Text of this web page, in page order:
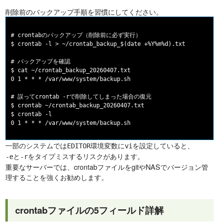
削除前のバックアップ手順を習慣にしてください。
# crontabのバックアップ（削除前に必ず実行）
$ crontab -l > ~/crontab_backup_$(date +%Y%m%d).txt
# バックアップを確認
$ cat ~/crontab_backup_20260407.txt
0 1 * * * /var/www/system/backup.sh
# 誤ってcrontab -rで削除してしまった場合の復元
$ crontab ~/crontab_backup_20260407.txt
$ crontab -l
一部のシステムではEDITOR環境変数にvi を設定していると、
-eと -rをタイプミスするリスクがあります。
重要なサーバーでは、crontabファイルをgitやNASでバージョン管
理することを強くお勧めします。
crontabファイルの5フィールド詳解